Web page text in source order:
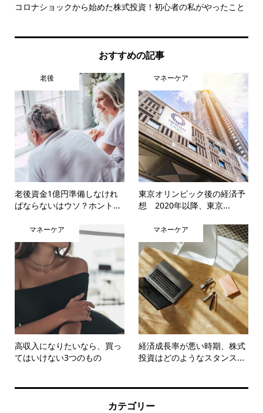
コロナショックから始めた株式投資！初心者の私がやったこと
おすすめの記事
老後
老後資金1億円準備しなけれ
ばならないはウソ？ホント...
マネーケア
東京オリンピック後の経済予
想 2020年以降、東京...
マネーケア
高収入になりたいなら、買っ
てはいけない3つのもの
マネーケア
経済成長率が悪い時期、株式
投資はどのようなスタンス...
カテゴリー